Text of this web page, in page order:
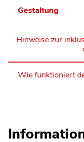
Gestaltung
Hinweise zur
Wie funktioniert